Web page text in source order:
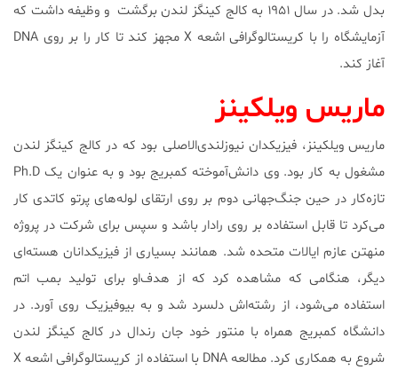
بدل شد. در سال ۱۹۵۱ به کالج کینگز لندن برگشت و وظیفه داشت که
آزمایشگاه را با کریستالوگرافی اشعه X مجهز کند تا کار را بر روی DNA
آغاز کند.
ماریس ویلکینز
ماریس ویلکینز، فیزیکدان نیوزلندی‌الاصلی بود که در کالج کینگز لندن
مشغول به کار بود. وی دانش‌آموخته کمبریج بود و به عنوان یک Ph.D
تازه‌کار در حین جنگ‌جهانی دوم بر روی ارتقای لوله‌های پرتو کاتدی کار
می‌کرد تا قابل استفاده بر روی رادار باشد و سپس برای شرکت در پروژه
منهتن عازم ایالات متحده شد. همانند بسیاری از فیزیکدانان هسته‌ای
دیگر، هنگامی که مشاهده کرد که از هدف‌او برای تولید بمب اتم
استفاده می‌شود، از رشته‌اش دلسرد شد و به بیوفیزیک روی آورد. در
دانشگاه کمبریج همراه با منتور خود جان رندال در کالج کینگز لندن
شروع به همکاری کرد. مطالعه DNA با استفاده از کریستالوگرافی اشعه X